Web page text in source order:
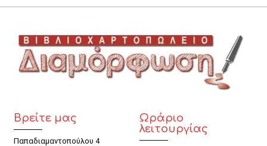
Βρείτε μας
Παπαδιαμαντοπούλου 4
Ωράριο
λειτουργίας